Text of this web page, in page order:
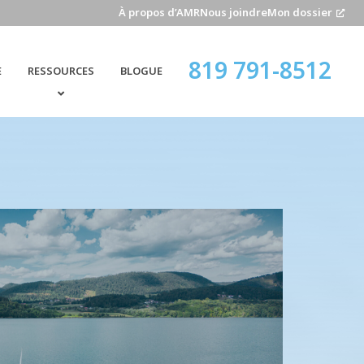
À propos d’AMRNous joindreMon dossier
RESSOURCES
FAQ
BLOGUE 819 791-8512